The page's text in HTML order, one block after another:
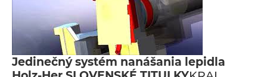
Jedinečný systém nanášania lepidla